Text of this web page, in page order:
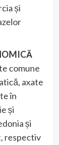
și
comune
axate
în
și
și
respectiv